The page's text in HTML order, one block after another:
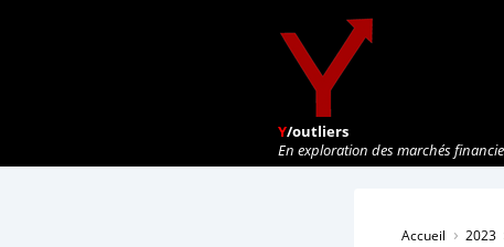
Y/outliers
En exploration des marchés
Accueil › 2023